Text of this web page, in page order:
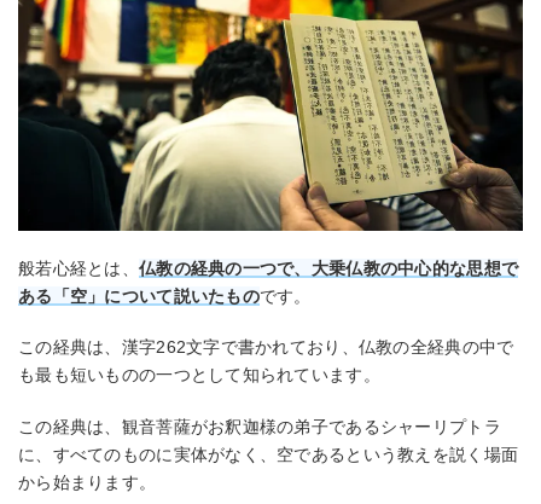
般若心経とは、 仏教の経典の一つで、大乗仏教の中心的な思想で
ある「空」について説いたものです。
この経典は、漢字262文字で書かれており、仏教の全経典の中で
も最も短いものの一つとして知られています。
この経典は、観音菩薩がお釈迦様の弟子であるシャーリプトラ
に、すべてのものに実体がなく、空であるという教えを説く場面
から始まります。